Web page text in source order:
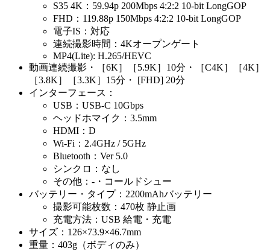
S35 4K：59.94p 200Mbps 4:2:2 10-bit LongGOP
FHD：119.88p 150Mbps 4:2:2 10-bit LongGOP
電子IS：対応
連続撮影時間：4Kオープンゲート
MP4(Lite): H.265/HEVC
動画連続撮影・［6K］［5.9K］10分・［C4K］［4K］
［3.8K］［3.3K］15分・ [FHD] 20分
インターフェース：
USB：USB-C 10Gbps
ヘッドホマイク：3.5mm
HDMI：D
Wi-Fi：2.4GHz / 5GHz
Bluetooth：Ver 5.0
シンクロ：なし
その他：-・コールドシュー
バッテリー・タイプ：2200mAhバッテリー
撮影可能枚数：470枚 静止画
充電方法：USB 給電・充電
サイズ：126×73.9×46.7mm
重量：403g（ボディのみ）